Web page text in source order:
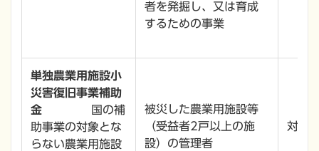
者を発掘し、又は育成
するための事業
単独農業用施設小
災害復旧事業補助
金
国の補
助事業の対象とな
らない農業用施設
被災した農業用施設等
（受益者2戸以上の施
設）の管理者
対象